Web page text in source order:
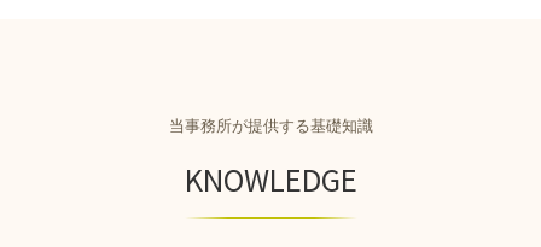
当事務所が提供する基礎知識
KNOWLEDGE